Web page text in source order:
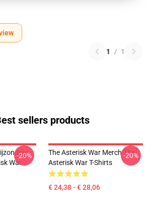
1 / 1
sellers products
War
-20%
The Asterisk War Merch The
Asterisk War T-Shirts
€ 24,38 - € 28,06
-20%